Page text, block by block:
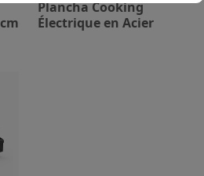
Plancha Cooking
Électrique en Acier